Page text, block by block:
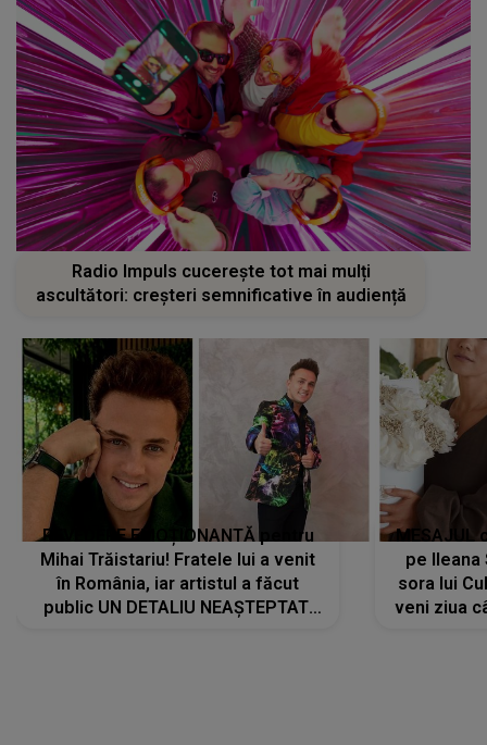
Radio Impuls cucerește tot mai mulți
ascultători: creșteri semnificative în audiență
REVEDERE EMOȚIONANTĂ pentru
Mihai Trăistariu! Fratele lui a venit
în România, iar artistul a făcut
public UN DETALIU NEAȘTEPTAT:
MESAJUL
pe Ileana
sora lui
veni ziua